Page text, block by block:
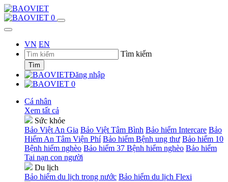
0
VN EN
Tìm kiếm
Tìm
Đăng nhập
0
Cá nhân
Xem tất cả
Sức khỏe
Bảo Việt An Gia Bảo Việt Tâm Bình Bảo hiểm Intercare Bảo
Hiểm An Tâm Viện Phí Bảo hiểm Bệnh ung thư Bảo hiểm 10
Bệnh hiểm nghèo Bảo hiểm 37 Bệnh hiểm nghèo Bảo hiểm
Tai nạn con người
Du lịch
Bảo hiểm du lịch trong nước Bảo hiểm du lịch Flexi